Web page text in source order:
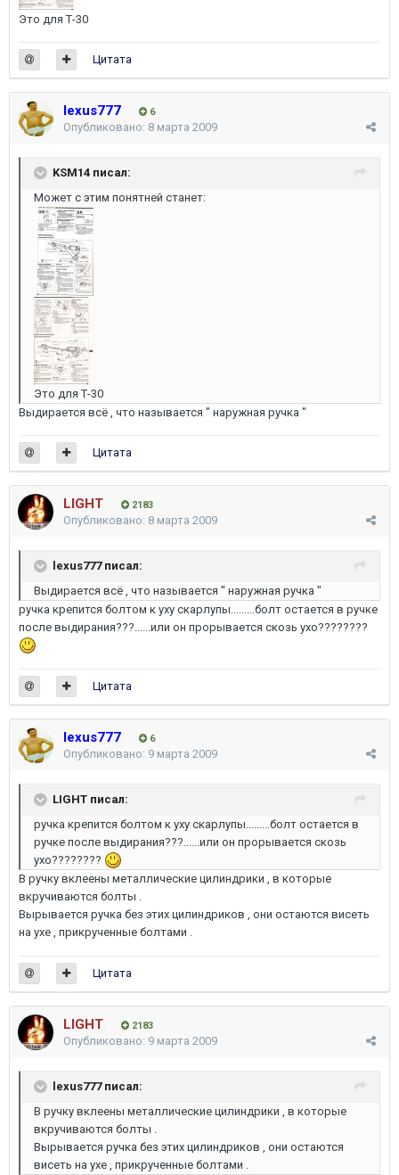
Это для Т-30
Цитата
lexus777 6
Опубликовано: 8 марта 2009
KSM14 писал:
Может с этим понятней станет:
Это для Т-30
Выдирается всё , что называется " наружная ручка "
Цитата
LIGHT 2183
Опубликовано: 8 марта 2009
lexus777 писал:
Выдирается всё , что называется " наружная ручка "
ручка крепится болтом к уху скарлупы.........болт остается в ручке
после выдирания???......или он прорывается скозь ухо????????
Цитата
lexus777 6
Опубликовано: 9 марта 2009
LIGHT писал:
ручка крепится болтом к уху скарлупы.........болт остается в
ручке после выдирания???......или он прорывается скозь
ухо????????
В ручку вклеены металлические цилиндрики , в которые
вкручиваются болты .
Вырывается ручка без этих цилиндриков , они остаются висеть
на ухе , прикрученные болтами .
Цитата
LIGHT 2183
Опубликовано: 9 марта 2009
lexus777 писал:
В ручку вклеены металлические цилиндрики , в которые
вкручиваются болты .
Вырывается ручка без этих цилиндриков , они остаются
висеть на ухе , прикрученные болтами .